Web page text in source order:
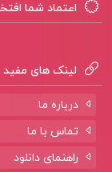
کتاب the rattional male rollo tomassi
اعتماد شما
لینک های مفید
درباره ما
تماس با ما
راهنمای دانلود